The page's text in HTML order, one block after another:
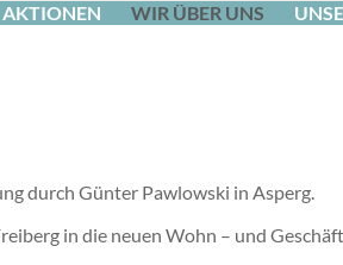
AKTIONEN WIR ÜBER UNS
durch Günter Pawlowski in Asperg.
in die neuen Wohn – und